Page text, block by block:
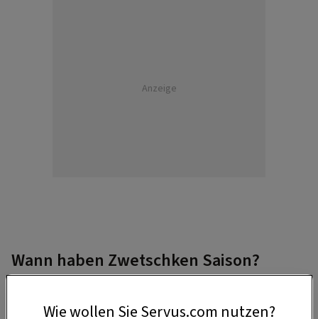
Anzeige
Wann haben Zwetschken Saison?
Wie wollen Sie Servus.com nutzen?